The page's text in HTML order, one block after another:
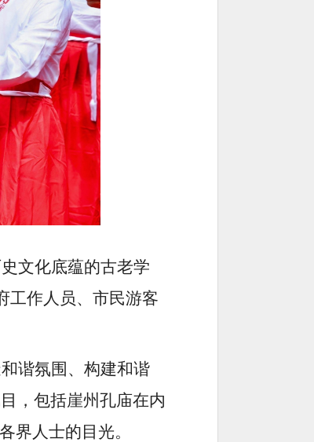
文化底蕴的古老学
工作人员、市民游客
谐氛围、构建和谐
，包括崖州孔庙在内
界人士的目光。